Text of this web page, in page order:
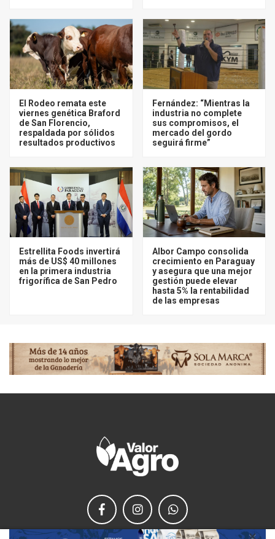
El Rodeo remata este
viernes genética Braford
de San Florencio,
respaldada por sólidos
resultados productivos
Fernández: “Mientras la
industria no complete
sus compromisos, el
mercado del gordo
seguirá firme”
Estrellita Foods invertirá
más de US$ 40 millones
en la primera industria
frigorífica de San Pedro
Albor Campo consolida
crecimiento en Paraguay
y asegura que una mejor
gestión puede elevar
hasta 5% la rentabilidad
de las empresas